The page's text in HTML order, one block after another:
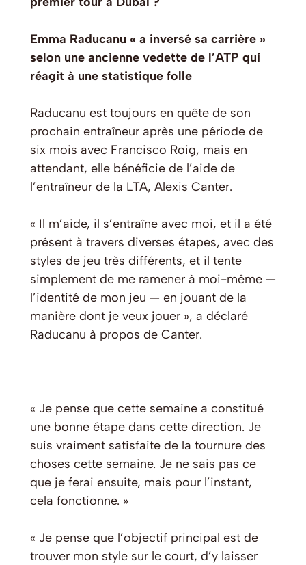
Emma Raducanu « a inversé sa carrière »
selon une ancienne vedette de l’ATP qui
réagit à une statistique folle
Raducanu est toujours en quête de son
prochain entraîneur après une période de
six mois avec Francisco Roig, mais en
attendant, elle bénéficie de l’aide de
l’entraîneur de la LTA, Alexis Canter.
« Il m’aide, il s’entraîne avec moi, et il a été
présent à travers diverses étapes, avec des
styles de jeu très différents, et il tente
simplement de me ramener à moi-même —
l’identité de mon jeu — en jouant de la
manière dont je veux jouer », a déclaré
Raducanu à propos de Canter.
« Je pense que cette semaine a constitué
une bonne étape dans cette direction. Je
suis vraiment satisfaite de la tournure des
choses cette semaine. Je ne sais pas ce
que je ferai ensuite, mais pour l’instant,
cela fonctionne. »
« Je pense que l’objectif principal est de
trouver mon style sur le court, d’y laisser